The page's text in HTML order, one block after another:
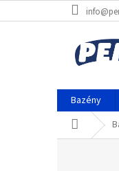
na
Bazény
Domů